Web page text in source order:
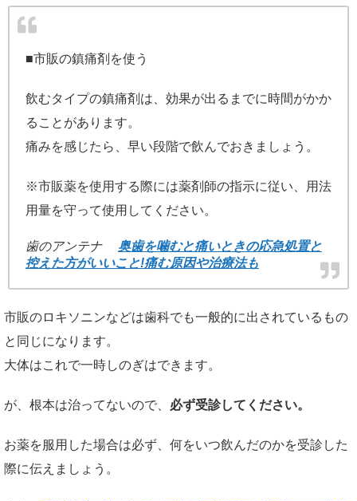
■市販の鎮痛剤を使う
飲むタイプの鎮痛剤は、効果が出るまでに時間がかか
ることがあります。
痛みを感じたら、早い段階で飲んでおきましょう。
※市販薬を使用する際には薬剤師の指示に従い、用法
用量を守って使用してください。
歯のアンテナ 奥歯を噛むと痛いときの応急処置と
控えた方がいいこと!痛む原因や治療法も
市販のロキソニンなどは歯科でも一般的に出されているもの
と同じになります。
大体はこれで一時しのぎはできます。
が、根本は治ってないので、 必ず受診してください。
お薬を服用した場合は必ず、何をいつ飲んだのかを受診した
際に伝えましょう。